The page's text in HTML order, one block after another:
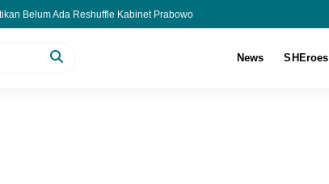
Belum Ada Reshuffle Kabinet Prabowo
17 Agustus Viral di Media Sosial, Cocok untuk RT hingga Sekolah
News SHEroes